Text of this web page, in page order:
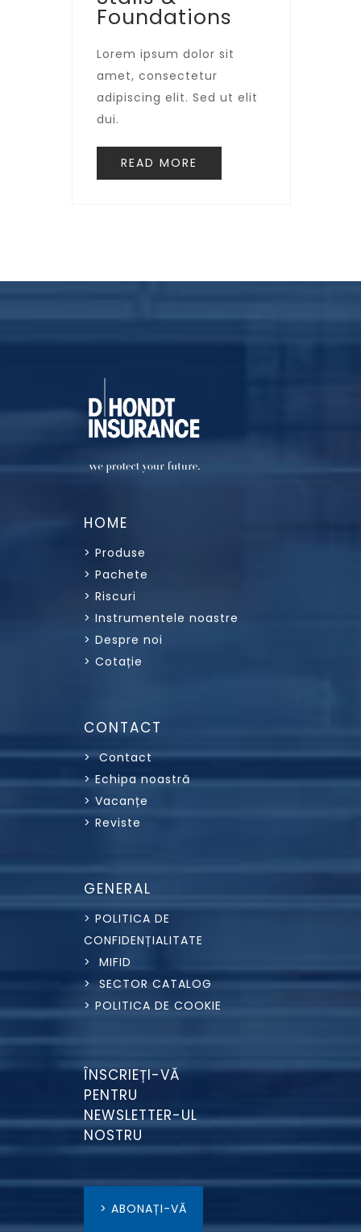
Foundations
Lorem ipsum dolor sit
amet, consectetur
adipiscing elit. Sed ut elit
dui.
READ MORE
HOME
> Produse
> Pachete
> Riscuri
> Instrumentele noastre
> Despre noi
> Cotație
CONTACT
> Contact
> Echipa noastră
> Vacanțe
> Reviste
GENERAL
> POLITICA DE
CONFIDENȚIALITATE
> MIFID
> SECTOR CATALOG
> POLITICA DE COOKIE
ÎNSCRIEȚI-VĂ
PENTRU
NEWSLETTER-UL
NOSTRU
> ABONAȚI-VĂ